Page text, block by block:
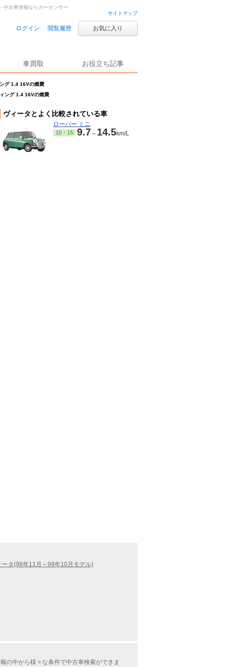
サイトマップ
ログイン 閲覧履歴 お気に入り
車買取 お役立ち記事
グ 1.4 16Vの燃費
ング 1.4 16Vの燃費
中古車情報ならカーセンサー
ヴィータとよく比較されている車
ローバー ミニ
10・15 9.7～ 14.5km/L
ータ(98年11月～99年10月モデル)
の中から様々な条件で中古車検索ができま